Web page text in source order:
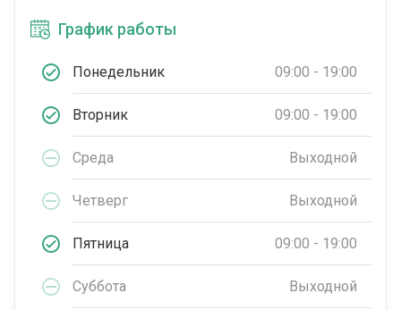
График работы
Понедельник 09:00 - 19:00
Вторник 09:00 - 19:00
Среда Выходной
Четверг Выходной
Пятница 09:00 - 19:00
Суббота Выходной